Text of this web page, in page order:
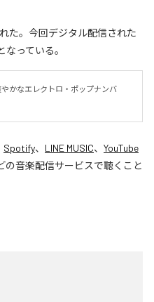
た。今回デジタル配信された
なっている。
かなエレクトロ・ポップナンバ
Spotify、 LINE MUSIC、 YouTube
の音楽配信サービスで聴くこと